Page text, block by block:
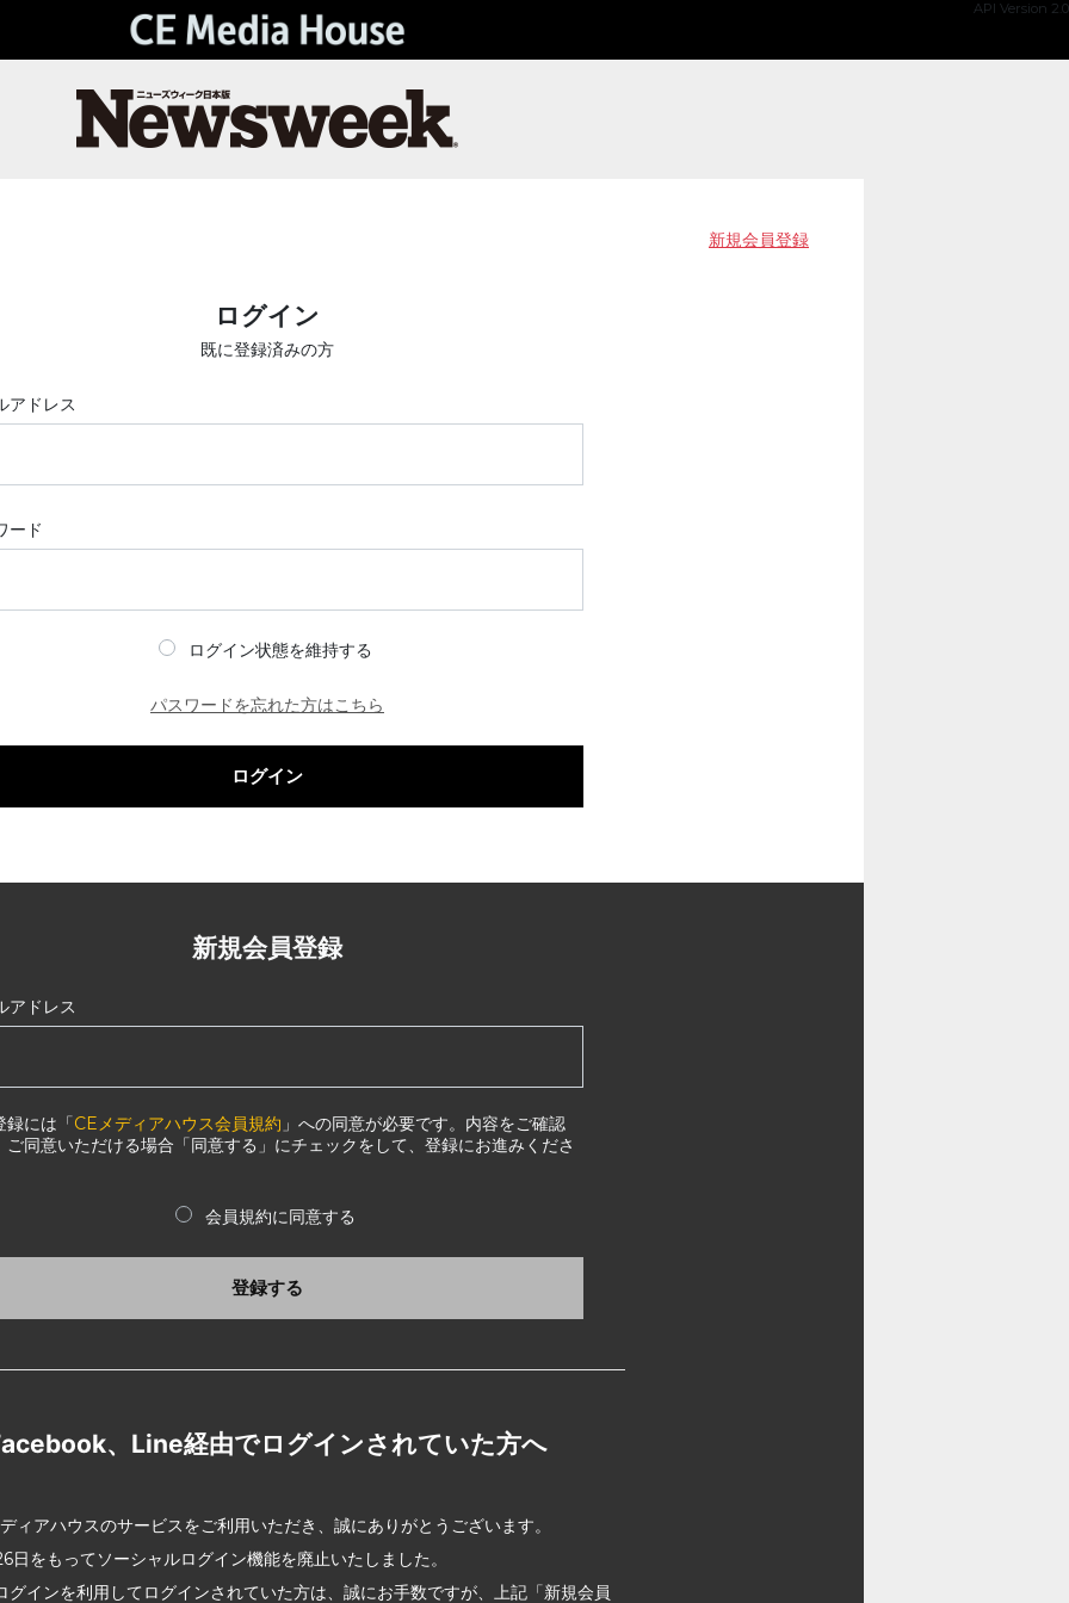
API Version 2.0
新規会員登録
ログイン
既に登録済みの方
アドレス
ード
ログイン状態を維持する
パスワードを忘れた方はこちら
ログイン
新規会員登録
アドレス
録には「CEメディアハウス会員規約 」への同意が必要です。内容をご確認
ご同意いただける場合「同意する」にチェックをして、登録にお進みくださ
会員規約に同意する
登録する
、Line経由でログインされていた方へ
ィアハウスのサービスをご利用いただき、誠にありがとうございます。
日をもってソーシャルログイン機能を廃止いたしました。
グインを利用してログインされていた方は、誠にお手数ですが、上記「新規会員